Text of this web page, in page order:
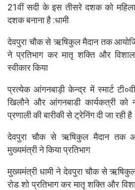
21वीं सदी के इस तीसरे दशक को
दशक बनाना है :धामी
देवपुरा चौक से ऋषिकुल मैदान तक
ने प्रतिभाग कर मातृ शक्ति और
स्वीकार किया
प्रत्येक आंगनबाड़ी केन्द्र में स्मार्ट
खिलौने और आंगनबाडी कार्यकत्री को
प्रणाली की बारीकी से ट्रेनिंग दी जा रही है
देवपुरा चौक से ऋषिकुल मैदान तक
मुख्यमंत्री ने किया प्रतिभाग
मुख्यमंत्री धामी ने देवपुरा चौक से
रोड शो प्रतिभाग कर मातृ शक्ति और